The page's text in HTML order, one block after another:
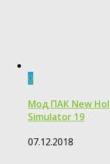
0
Мод ПАК New
Simulator 19
07.12.2018